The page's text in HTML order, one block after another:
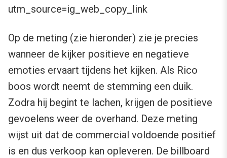
utm_source=ig_web_copy_link
Op de meting (zie hieronder) zie je precies
wanneer de kijker positieve en negatieve
emoties ervaart tijdens het kijken. Als Rico
boos wordt neemt de stemming een duik.
Zodra hij begint te lachen, krijgen de positieve
gevoelens weer de overhand. Deze meting
wijst uit dat de commercial voldoende positief
is en dus verkoop kan opleveren. De billboard